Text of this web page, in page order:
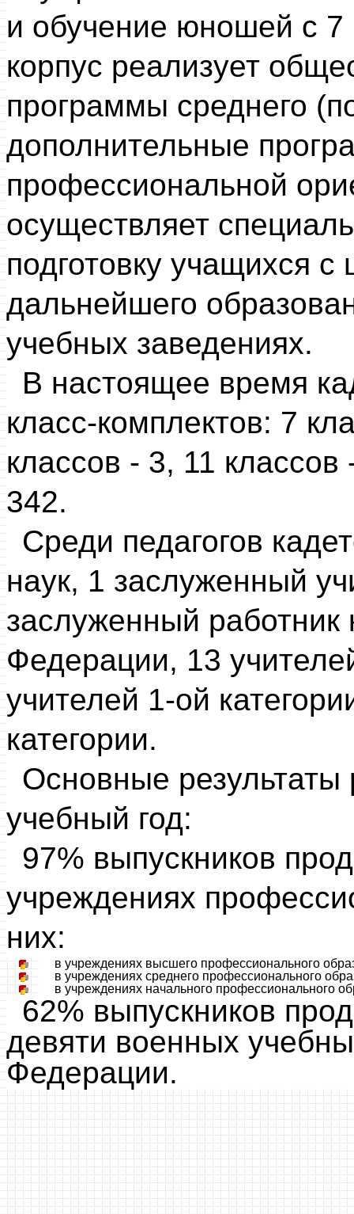
и обучение юношей с 7
корпус реализует
программы среднего
дополнительные
профессиональной
осуществляет
подготовку учащихся
дальнейшего
учебных заведениях.
В настоящее время
класс-комплектов: 7
классов - 3, 11
342.
Среди педагогов
наук, 1 заслуженный
заслуженный работник
Федерации, 13
учителей 1-ой
категории.
Основные
учебный год:
97% выпускников
учреждениях
них:
в учреждениях высшего профессионального
в учреждениях среднего профессионального
в учреждениях начального профессионального
62% выпускников
девяти военных
Федерации.